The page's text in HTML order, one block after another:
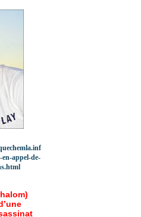
en-appel-de-